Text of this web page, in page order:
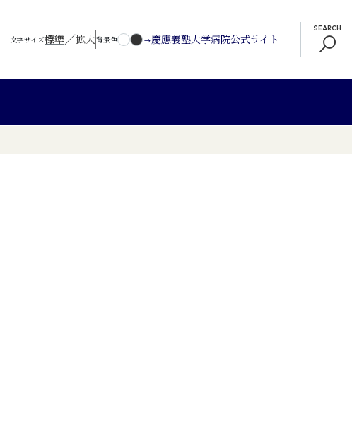
文字サイズ標準／拡大背景色 慶應義塾大学病院公式サイト
SEARCH